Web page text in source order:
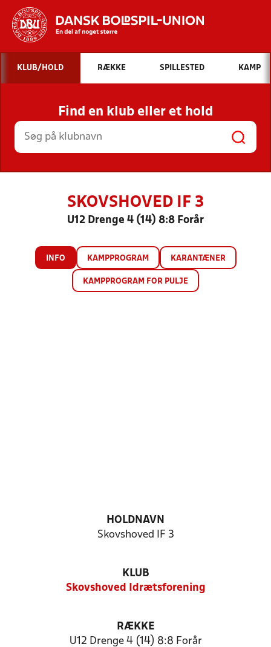
Hvad vil du søge efter?
INDHOLD OG NYHEDER
STILLINGER, RESULTATER, KLUBBER OG
HOLD
KLUB/HOLD RÆKKE SPILLESTED KAMP
Find en klub eller et hold
SKOVSHOVED IF 3
U12 Drenge 4 (14) 8:8 Forår
INFO KAMPPROGRAM KARANTÆNER
KAMPPROGRAM FOR PULJE
HOLDNAVN
Skovshoved IF 3
KLUB
Skovshoved Idrætsforening
RÆKKE
U12 Drenge 4 (14) 8:8 Forår